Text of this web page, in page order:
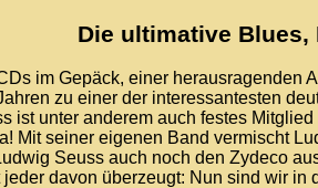
Die ultimative Blues,
im Gepäck, einer herausragenden
zu einer der interessantesten
ist unter anderem auch festes
Mit seiner eigenen Band vermischt
Seuss auch noch den Zydeco
davon überzeugt: Nun sind wir